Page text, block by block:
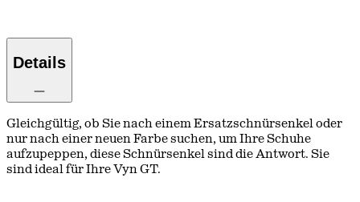
Details
Gleichgültig, ob Sie nach einem Ersatzschnürsenkel oder
nur nach einer neuen Farbe suchen, um Ihre Schuhe
aufzupeppen, diese Schnürsenkel sind die Antwort. Sie
sind ideal für Ihre Vyn GT.